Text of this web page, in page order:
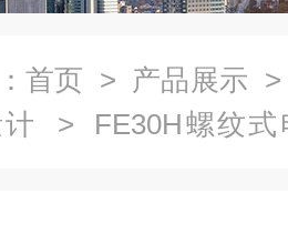
首页 > 产品展示
> FE30H螺纹式